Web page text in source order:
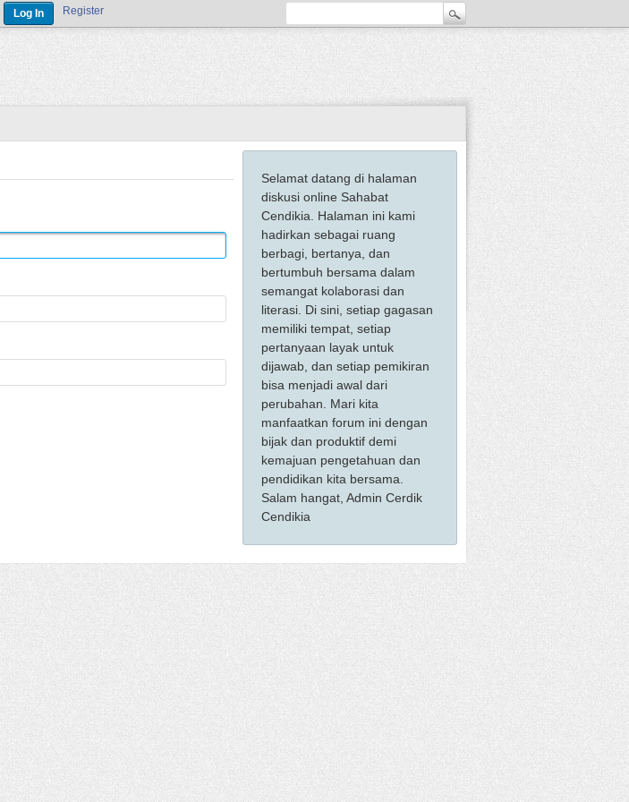
Register
Selamat datang di halaman
diskusi online Sahabat
Cendikia. Halaman ini kami
hadirkan sebagai ruang
berbagi, bertanya, dan
bertumbuh bersama dalam
semangat kolaborasi dan
literasi. Di sini, setiap gagasan
memiliki tempat, setiap
pertanyaan layak untuk
dijawab, dan setiap pemikiran
bisa menjadi awal dari
perubahan. Mari kita
manfaatkan forum ini dengan
bijak dan produktif demi
kemajuan pengetahuan dan
pendidikan kita bersama.
Salam hangat, Admin Cerdik
Cendikia